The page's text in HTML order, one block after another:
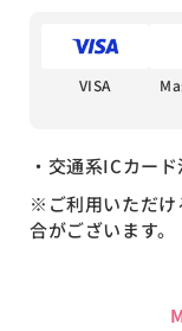
VISA
・交通系ICカー
※ご利用いただけ
合がございます。